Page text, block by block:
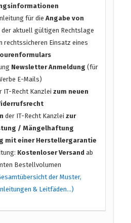
für die Angabe von
der aktuell gültigen Rechtslage
rechtssicheren Einsatz eines
Newsletter Anmeldung (für
E-Mails)
IT-Recht Kanzleizum neuen
der IT-Recht Kanzleizur
/ Mängelhaftung
mit einer Herstellergarantie
Kostenloser Versand ab
Bestellvolumen
der Muster,
& Leitfäden…)